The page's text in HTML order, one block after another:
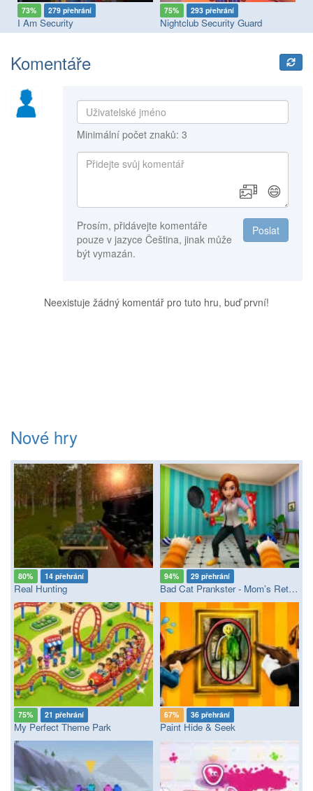
73% 279 přehrání
I Am Security
75% 293 přehrání
Nightclub Security Guard
Komentáře
Minimální počet znaků: 3
😄
Poslat
Prosím, přidávejte komentáře
pouze v jazyce Čeština, jinak může
být vymazán.
Neexistuje žádný komentář pro tuto hru, buď první!
Nové hry
80% 14 přehrání
Real Hunting
94% 29 přehrání
Bad Cat Prankster - Mom’s Return
75% 21 přehrání
My Perfect Theme Park
67% 36 přehrání
Paint Hide & Seek